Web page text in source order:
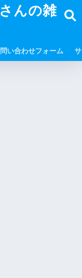
んの雑
い合わせフォーム